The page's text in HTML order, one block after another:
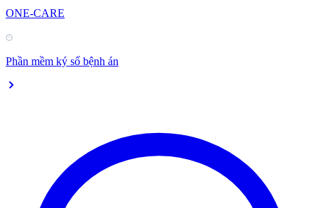
ONE-CARE
Phần mềm ký số bệnh án